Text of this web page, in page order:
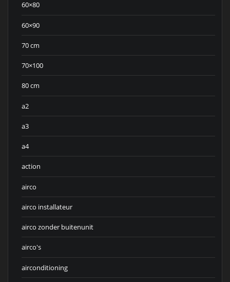
60×80
60×90
70 cm
70×100
80 cm
a2
a3
a4
action
airco
airco installateur
airco zonder buitenunit
airco's
airconditioning